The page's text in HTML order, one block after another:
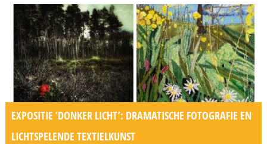
EXPOSITIE ‘DONKER LICHT’: DRAMATISCHE FOTOGRAFIE EN
LICHTSPELENDE TEXTIELKUNST